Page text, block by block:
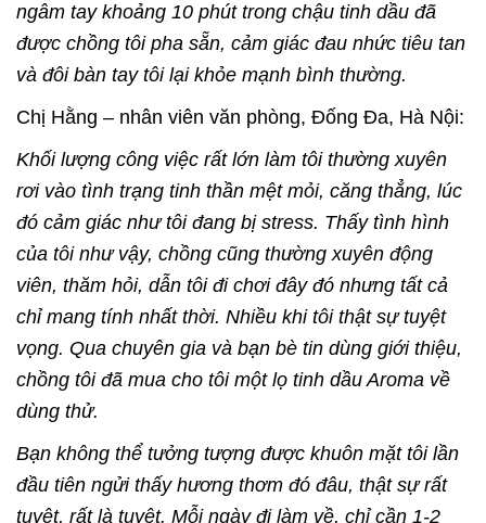
ngâm tay khoảng 10 phút trong chậu tinh dầu đã
được chồng tôi pha sẵn, cảm giác đau nhức tiêu tan
và đôi bàn tay tôi lại khỏe mạnh bình thường.
Chị Hằng – nhân viên văn phòng, Đống Đa, Hà Nội:
Khối lượng công việc rất lớn làm tôi thường xuyên
rơi vào tình trạng tinh thần mệt mỏi, căng thẳng, lúc
đó cảm giác như tôi đang bị stress. Thấy tình hình
của tôi như vậy, chồng cũng thường xuyên động
viên, thăm hỏi, dẫn tôi đi chơi đây đó nhưng tất cả
chỉ mang tính nhất thời. Nhiều khi tôi thật sự tuyệt
vọng. Qua chuyên gia và bạn bè tin dùng giới thiệu,
chồng tôi đã mua cho tôi một lọ tinh dầu Aroma về
dùng thử.
Bạn không thể tưởng tượng được khuôn mặt tôi lần
đầu tiên ngửi thấy hương thơm đó đâu, thật sự rất
tuyệt, rất là tuyệt. Mỗi ngày đi làm về, chỉ cần 1-2